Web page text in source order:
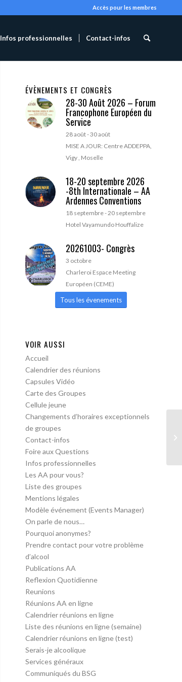
Accès pour les membres
Infos professionnelles Contact-infos
ÉVÈNEMENTS ET CONGRÈS
28-30 Août 2026 – Forum
Francophone Européen du
Service
28 août-30 août
MISE A JOUR: Centre ADDEPPA,
Vigy , Moselle
18-20 septembre 2026
-8th Internationale – AA
Ardennes Conventions
18 septembre-20 septembre
Hotel Vayamundo Houffalize
20261003- Congrès
3 octobre
Charleroi Espace Meeting
Européen (CEME)
Tous les évenements
VOIR AUSSI
Accueil
Calendrier des réunions
Capsules Vidéo
Carte des Groupes
Cellule jeune
Changements d’horaires exceptionnels
de groupes
Contact-infos
Foire aux Questions
Infos professionnelles
Les AA pour vous?
Liste des groupes
Mentions légales
Modèle événement (Events Manager)
On parle de nous…
Pourquoi anonymes?
Prendre contact pour votre problème
d’alcool
Publications AA
Reflexion Quotidienne
Reunions
Réunions AA en ligne
Calendrier réunions en ligne
Liste des réunions en ligne (semaine)
Calendrier réunions en ligne (test)
Serais-je alcoolique
Services généraux
Communiqués du BSG